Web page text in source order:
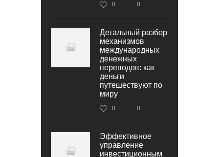
0 0
Детальный разбор
механизмов
международных
денежных
переводов: как
деньги
путешествуют по
миру
0 0
Эффективное
управление
инвестиционным